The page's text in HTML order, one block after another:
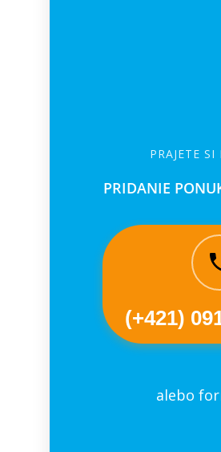
PRAJETE SI
PRIDANIE
(+421)
alebo